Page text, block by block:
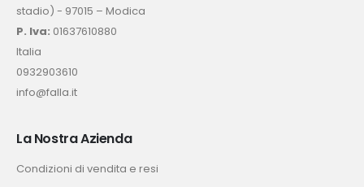
stadio) - 97015 – Modica
P. Iva: 01637610880
Italia
0932903610
info@falla.it
La Nostra Azienda
Condizioni di vendita e resi